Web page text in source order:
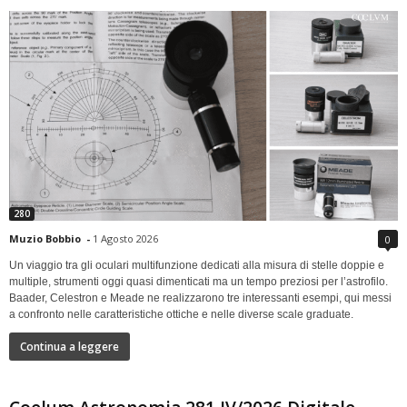
280
Muzio Bobbio - 1 Agosto 2026 0
Un viaggio tra gli oculari multifunzione dedicati alla misura di stelle doppie e
multiple, strumenti oggi quasi dimenticati ma un tempo preziosi per l’astrofilo.
Baader, Celestron e Meade ne realizzarono tre interessanti esempi, qui messi
a confronto nelle caratteristiche ottiche e nelle diverse scale graduate.
Continua a leggere